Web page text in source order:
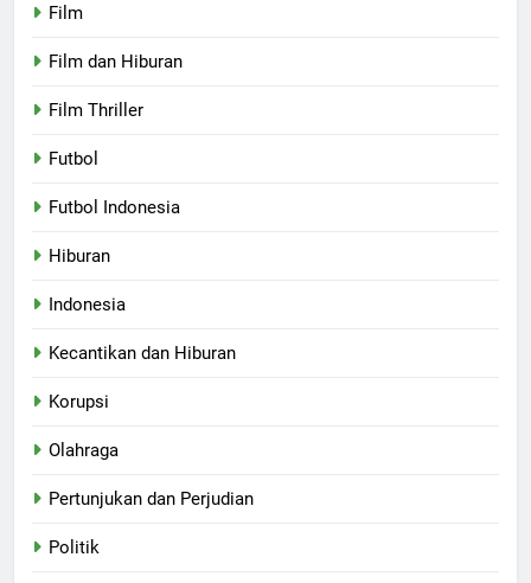
Film
Film dan Hiburan
Film Thriller
Futbol
Futbol Indonesia
Hiburan
Indonesia
Kecantikan dan Hiburan
Korupsi
Olahraga
Pertunjukan dan Perjudian
Politik